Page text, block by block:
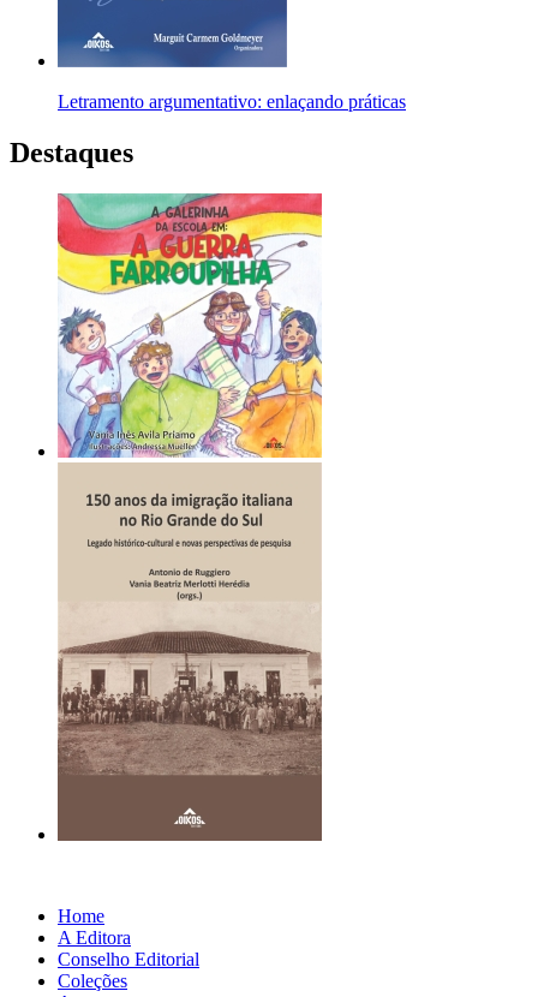
Letramento argumentativo: enlaçando práticas
Destaques
Home
A Editora
Conselho Editorial
Coleções